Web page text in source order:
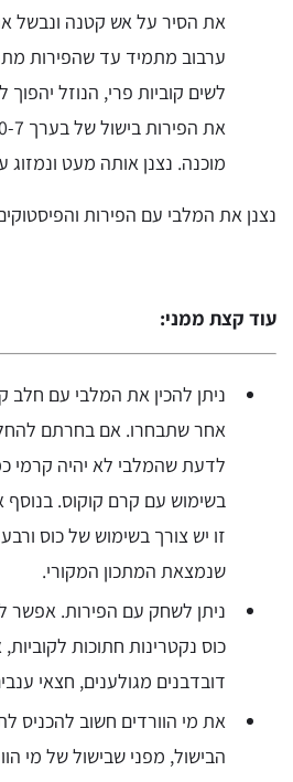
את הסיר על אש קטנה ונבשל
ערבוב מתמיד עד שהפירות
לשים קוביות פרי, הנוזל
מוכנה. נצנן אותה מעט ונמזוג
נצנן את המלבי עם הפירות
עוד קצת ממני:
ניתן להכין את המלבי עם חלב
אחר שתבחרו. אם בחרתם
לדעת שהמלבי לא יהיה קרמי
בשימוש עם קרם קוקוס.
שנמצאת המתכון המקורי.
ניתן לשחק עם הפירות. אפשר
כוס נקטרינות חתוכות
דובדבנים מגולענים, חצאי
את מי הוורדים חשוב להכניס
הבישול, מפני שבישול של מי